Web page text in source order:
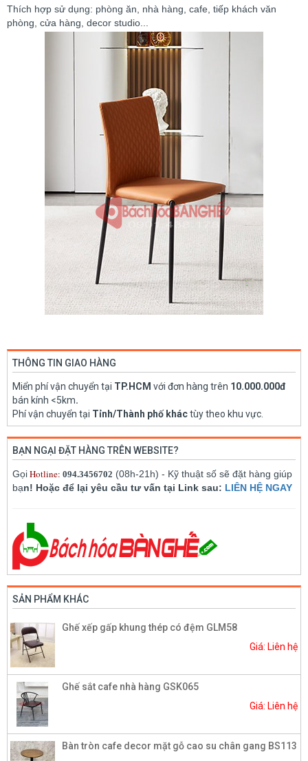
Thích hợp sử dụng: phòng ăn, nhà hàng, cafe, tiếp khách văn
phòng, cửa hàng, decor studio...
THÔNG TIN GIAO HÀNG
Miển phí vận chuyển tại TP.HCM với đơn hàng trên 10.000.000đ
bán kính <5km.
Phí vận chuyển tại Tỉnh/Thành phố kháctùy theo khu vực.
BẠN NGẠI ĐẶT HÀNG TRÊN WEBSITE?
GọiHotline: 094.3456702 (08h-21h) - Kỹ thuật số sẽ đặt hàng giúp
bạn! Hoặc để lại yêu cầu tư vấn tại Link sau: LIÊN HỆ NGAY
SẢN PHẨM KHÁC
Ghế xếp gấp khung thép có đệm GLM58
Giá: Liên hệ
Ghế sắt cafe nhà hàng GSK065
Giá: Liên hệ
Bàn tròn cafe decor mặt gỗ cao su chân gang BS113